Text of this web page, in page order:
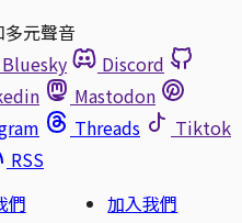
元聲音
Bluesky
Discord
Mastodon
Threads
Tiktok
RSS
們
加入我們